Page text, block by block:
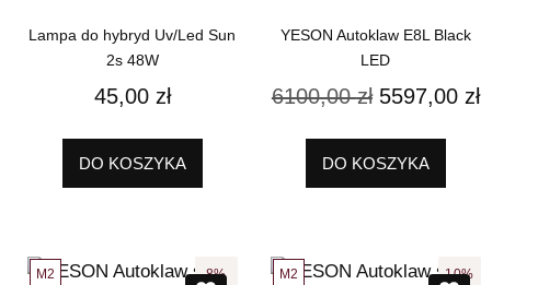
Lampa do hybryd Uv/Led Sun
2s 48W
45,00 zł
DO KOSZYKA
YESON Autoklaw E8L Black
LED
6100,00zł 5597,00 zł
DO KOSZYKA
8%
M2 10%
M2